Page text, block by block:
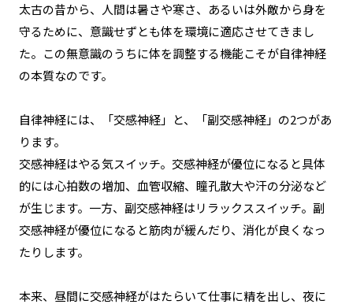
太古の昔から、人間は暑さや寒さ、あるいは外敵から身を
守るために、意識せずとも体を環境に適応させてきまし
た。この無意識のうちに体を調整する機能こそが自律神経
の本質なのです。
自律神経には、「交感神経」 と、
「副交感神経」の2つがあ
ります。
交感神経はやる気スイッチ。交感神経が優位になると具体
的には心拍数の増加、血管収縮、瞳孔散大や汗の分泌など
が生じます。一方、副交感神経はリラックススイッチ。副
交感神経が優位になると筋肉が緩んだり、消化が良くなっ
たりします。
本来、昼間に交感神経がはたらいて仕事に精を出し、夜に